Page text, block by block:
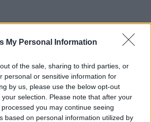
My Personal Information
of the sale, sharing to third parties, or
personal or sensitive information for
by us, please use the below opt-out
selection. Please note that after your
you may continue seeing
based on personal information utilized by
(Târziu)